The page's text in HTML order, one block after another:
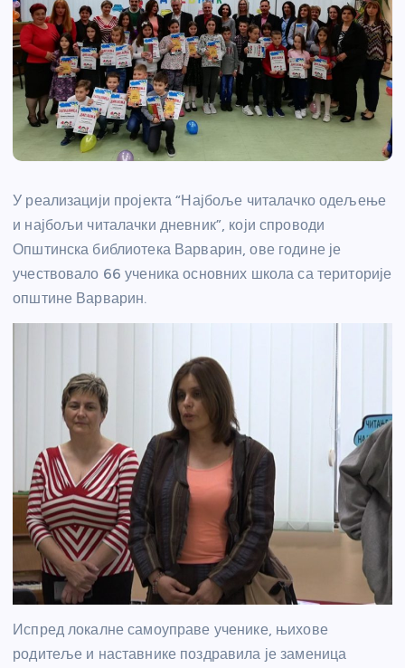
У реализацији пројекта “Најбоље читалачко одељење
и најбољи читалачки дневник”, који спроводи
Општинска библиотека Варварин, ове године је
учествовало 66 ученика основних школа са територије
општине Варварин.
Испред локалне самоуправе ученике, њихове
родитеље и наставнике поздравила је заменица